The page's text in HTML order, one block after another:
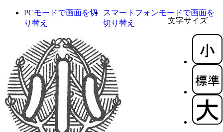
文字サイズ
PCモードで画面を切
り替え
スマートフォンモードで画面を
切り替え